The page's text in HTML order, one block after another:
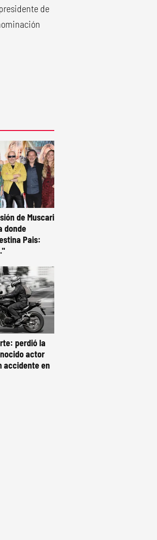
de
de Muscari
donde
Pais:
perdió la
actor
accidente en